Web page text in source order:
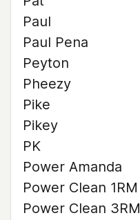
Paul
Paul Pena
Peyton
Pheezy
Pike
Pikey
PK
Power Amanda
Power Clean 1RM
Power Clean 3RM